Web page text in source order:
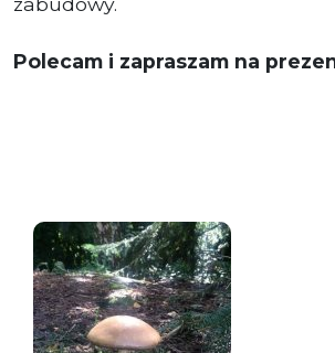
Polecam i zapraszam na